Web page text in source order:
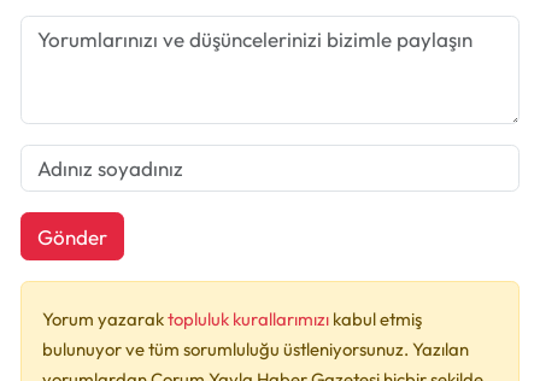
Gönder
Yorum yazaraktopluluk kurallarımızı kabul etmiş
bulunuyor ve tüm sorumluluğu üstleniyorsunuz. Yazılan